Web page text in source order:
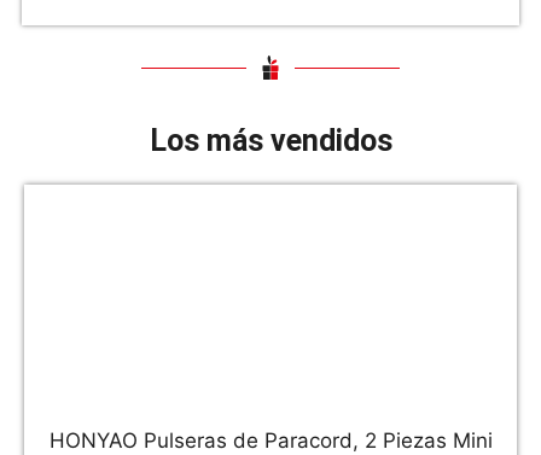
Los más vendidos
HONYAO Pulseras de Paracord, 2 Piezas Mini